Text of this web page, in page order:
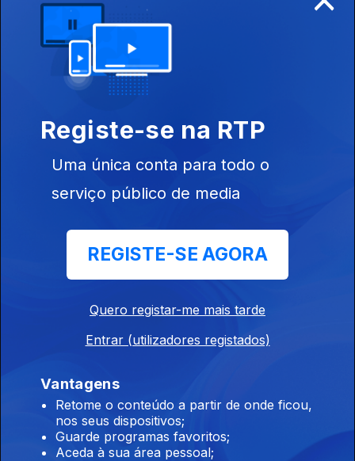
Edição I Sandra Pimenta
19 jul. 2026
Edição I Sandra Pimenta
18 jul. 2026
Edição | Saes Furtado
Edição | Saes Furtado
Edição | Saes Furtado
15 jul. 2026
Registe-se na RTP
Uma única conta para todo o
serviço público de media
REGISTE-SE AGORA
Quero registar-me mais tarde
Entrar (utilizadores registados)
Vantagens
Retome o conteúdo a partir de onde ficou,
nos seus dispositivos;
Guarde programas favoritos;
Aceda à sua área pessoal;